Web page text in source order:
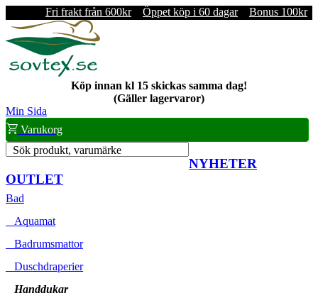
Fri frakt från 600kr Öppet köp i 60 dagar Bonus 100kr
Köp innan kl 15 skickas samma dag!
(Gäller lagervaror)
Min Sida
Varukorg
Sök produkt, varumärke
NYHETER
OUTLET
Bad
Aquamat
Badrumsmattor
Duschdraperier
Handdukar